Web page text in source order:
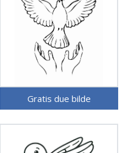
Gratis due bilde